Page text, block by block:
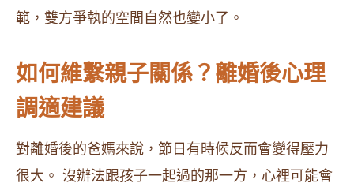
範，雙方爭執的空間自然也變小了。
如何維繫親子關係？離婚後心理
調適建議
對離婚後的爸媽來說，節日有時候反而會變得壓力
很大。 沒辦法跟孩子一起過的那一方，心裡可能會